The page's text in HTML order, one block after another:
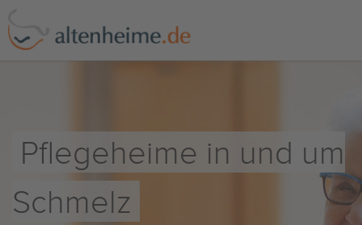
Pflegeheime in und um
Schmelz